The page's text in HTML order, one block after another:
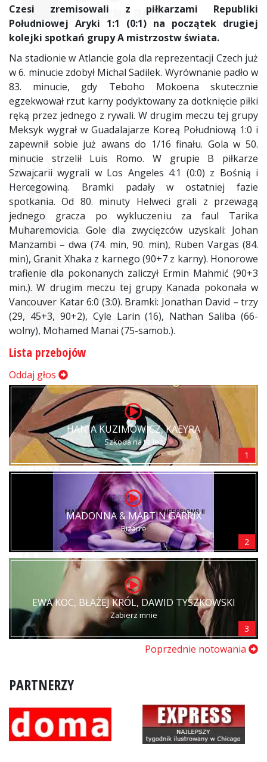
Czesi zremisowali z piłkarzami Republiki
Południowej Aryki 1:1 (0:1) na początek drugiej
kolejki spotkań grupy A mistrzostw świata.
Na stadionie w Atlancie gola dla reprezentacji Czech już
w 6. minucie zdobył Michal Sadilek. Wyrównanie padło w
83. minucie, gdy Teboho Mokoena skutecznie
egzekwował rzut karny podyktowany za dotknięcie piłki
ręką przez jednego z rywali. W drugim meczu tej grupy
Meksyk wygrał w Guadalajarze Koreą Południową 1:0 i
zapewnił sobie już awans do 1/16 finału. Gola w 50.
minucie strzelił Luis Romo. W grupie B piłkarze
Szwajcarii wygrali w Los Angeles 4:1 (0:0) z Bośnią i
Hercegowiną. Bramki padały w ostatniej fazie
spotkania. Od 80. minuty Helweci grali z przewagą
jednego gracza po wykluczeniu za faul Tarika
Muharemovicia. Gole dla zwycięzców uzyskali: Johan
Manzambi – dwa (74. min, 90. min), Ruben Vargas (84.
min), Granit Xhaka z karnego (90+7 z karny). Honorowe
trafienie dla pokonanych zaliczył Ermin Mahmić (90+3
min.). W drugim meczu tej grupy Kanada pokonała w
Vancouver Katar 6:0 (3:0). Bramki: Jonathan David – trzy
(29, 45+3, 90+2), Cyle Larin (16), Nathan Saliba (66-
wolny), Mohamed Manai (75-samob.).
Lista przebojów
Oddaj głos
HANIA KUZIMOWICZ, KAEYRA
Szkoda na to łez
1
MADONNA & MARTIN GARRIX
Bizarre
2
EWA KOC, BŁAŻEJ KRÓL, DAWID TYSZKOWSKI
Zabierz mnie
3
Poprzednie notowania
PARTNERZY